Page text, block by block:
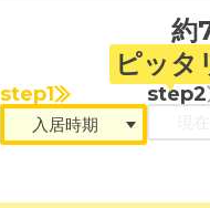
約
ピッタ
step1 step2